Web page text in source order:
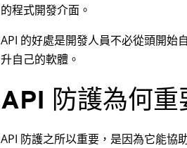
的程式開發介面。
API 的好處是開發人員不必從頭開始
升自己的軟體。
API 防護為何重
API 防護之所以重要，是因為它能協